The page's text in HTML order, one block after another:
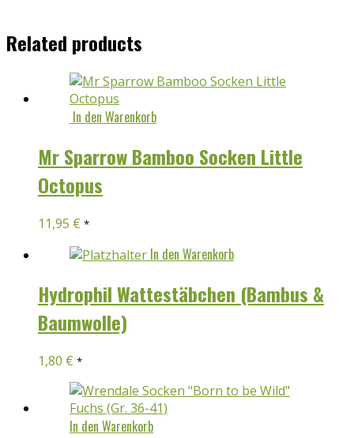
Related products
In den Warenkorb
Mr Sparrow Bamboo Socken Little
Octopus
11,95 € *
In den Warenkorb
Hydrophil Wattestäbchen (Bambus &
Baumwolle)
1,80 € *
In den Warenkorb